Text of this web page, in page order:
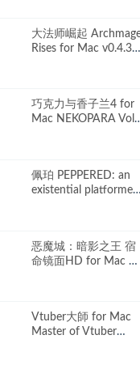
大法师崛起
Rises for Mac v0.4.3
巧克力与香子兰4 for
Mac NEKOPARA Vol.
佩珀 PEPPERED: an
existential platformer
恶魔城：暗影之王 宿
命镜面HD for Mac 中
Vtuber大師 for Mac
Master of Vtuber